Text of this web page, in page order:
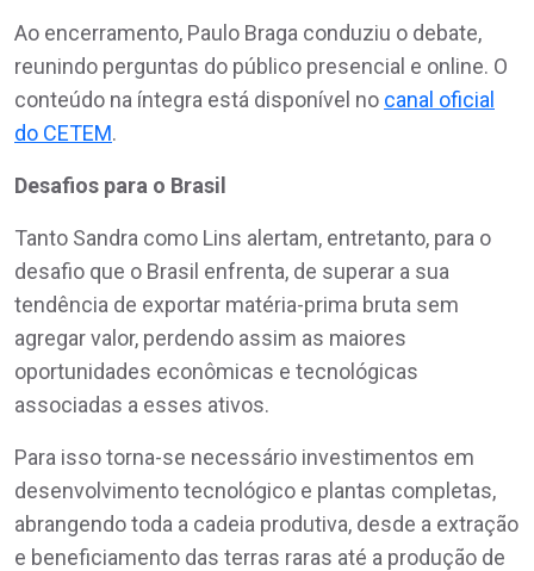
Ao encerramento, Paulo Braga conduziu o debate,
reunindo perguntas do público presencial e online. O
conteúdo na íntegra está disponível no canal oficial
do CETEM.
Desafios para o Brasil
Tanto Sandra como Lins alertam, entretanto, para o
desafio que o Brasil enfrenta, de superar a sua
tendência de exportar matéria-prima bruta sem
agregar valor, perdendo assim as maiores
oportunidades econômicas e tecnológicas
associadas a esses ativos.
Para isso torna-se necessário investimentos em
desenvolvimento tecnológico e plantas completas,
abrangendo toda a cadeia produtiva, desde a extração
e beneficiamento das terras raras até a produção de